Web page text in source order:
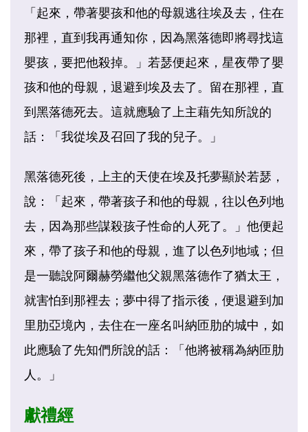
「起來，帶著嬰孩和他的母親逃往埃及去，住在
那裡，直到我再通知你，因為黑落德即將尋找這
嬰孩，要把他殺掉。」若瑟便起來，星夜帶了嬰
孩和他的母親，退避到埃及去了。留在那裡，直
到黑落德死去。這就應驗了上主藉先知所說的
話：「我從埃及召回了我的兒子。」
黑落德死後，上主的天使在埃及托夢顯於若瑟，
說：「起來，帶著孩子和他的母親，往以色列地
去，因為那些謀殺孩子性命的人死了。」他便起
來，帶了孩子和他的母親，進了以色列地域；但
是一聽說阿爾赫勞繼他父親黑落德作了猶太王，
就害怕到那裡去；夢中得了指示後，便退避到加
里肋亞境內，去住在一座名叫納匝肋的城中，如
此應驗了先知們所說的話：「他將被稱為納匝肋
人。」
獻禮經